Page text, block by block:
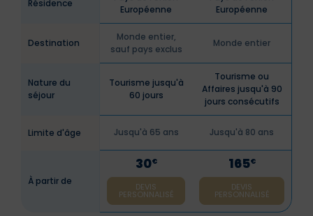
Résidence
Européenne
Européenne
Destination
Monde entier,
sauf pays exclus
Monde entier
Nature du
séjour
Tourisme jusqu'à
60 jours
Tourisme ou
Affaires jusqu'à 90
jours consécutifs
Limite d'âge Jusqu'à 65 ans Jusqu'à 80 ans
À partir de
30€
DEVIS
PERSONNALISÉ
165€
DEVIS
PERSONNALISÉ